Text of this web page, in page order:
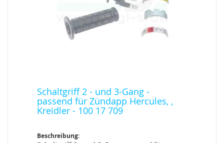
Schaltgriff 2 - und 3-Gang -
passend für Zündapp Hercules, ,
Kreidler - 100 17 709
Beschreibung: